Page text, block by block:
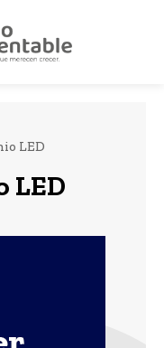
LED
LED